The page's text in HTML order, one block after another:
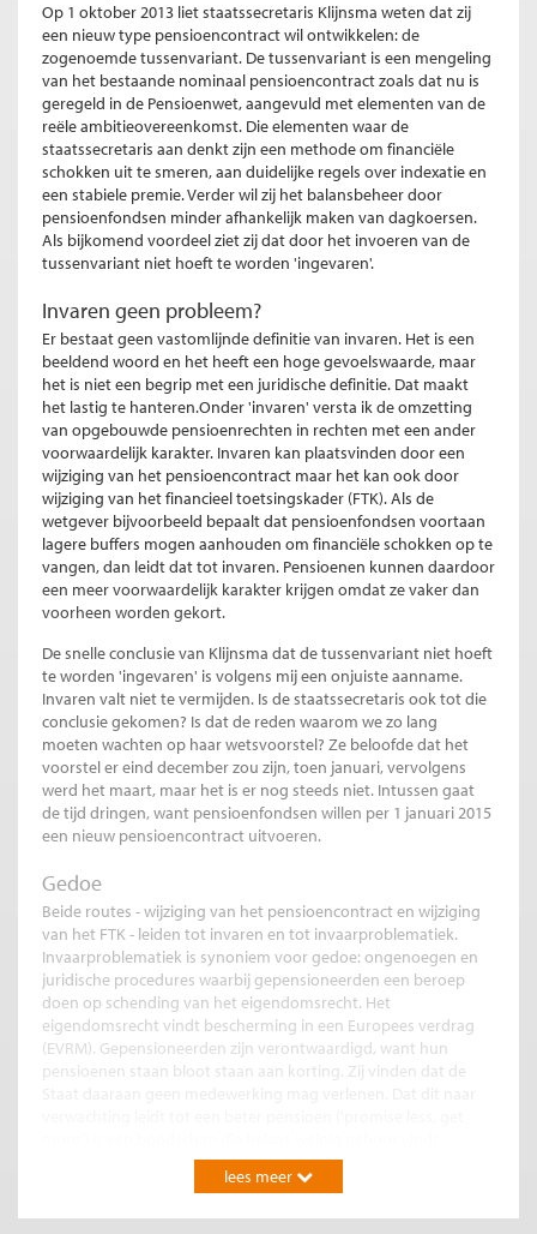
Op 1 oktober 2013 liet staatssecretaris Klijnsma weten dat zij
een nieuw type pensioencontract wil ontwikkelen: de
zogenoemde tussenvariant. De tussenvariant is een mengeling
van het bestaande nominaal pensioencontract zoals dat nu is
geregeld in de Pensioenwet, aangevuld met elementen van de
reële ambitieovereenkomst. Die elementen waar de
staatssecretaris aan denkt zijn een methode om financiële
schokken uit te smeren, aan duidelijke regels over indexatie en
een stabiele premie. Verder wil zij het balansbeheer door
pensioenfondsen minder afhankelijk maken van dagkoersen.
Als bijkomend voordeel ziet zij dat door het invoeren van de
tussenvariant niet hoeft te worden 'ingevaren'.
Invaren geen probleem?
Er bestaat geen vastomlijnde definitie van invaren. Het is een
beeldend woord en het heeft een hoge gevoelswaarde, maar
het is niet een begrip met een juridische definitie. Dat maakt
het lastig te hanteren.Onder 'invaren' versta ik de omzetting
van opgebouwde pensioenrechten in rechten met een ander
voorwaardelijk karakter. Invaren kan plaatsvinden door een
wijziging van het pensioencontract maar het kan ook door
wijziging van het financieel toetsingskader (FTK). Als de
wetgever bijvoorbeeld bepaalt dat pensioenfondsen voortaan
lagere buffers mogen aanhouden om financiële schokken op te
vangen, dan leidt dat tot invaren. Pensioenen kunnen daardoor
een meer voorwaardelijk karakter krijgen omdat ze vaker dan
voorheen worden gekort.
De snelle conclusie van Klijnsma dat de tussenvariant niet hoeft
te worden 'ingevaren' is volgens mij een onjuiste aanname.
Invaren valt niet te vermijden. Is de staatssecretaris ook tot die
conclusie gekomen? Is dat de reden waarom we zo lang
moeten wachten op haar wetsvoorstel? Ze beloofde dat het
voorstel er eind december zou zijn, toen januari, vervolgens
werd het maart, maar het is er nog steeds niet. Intussen gaat
de tijd dringen, want pensioenfondsen willen per 1 januari 2015
een nieuw pensioencontract uitvoeren.
Gedoe
Beide routes - wijziging van het pensioencontract en wijziging
van het FTK - leiden tot invaren en tot invaarproblematiek.
Invaarproblematiek is synoniem voor gedoe: ongenoegen en
juridische procedures waarbij gepensioneerden een beroep
doen op schending van het eigendomsrecht. Het
eigendomsrecht vindt bescherming in een Europees verdrag
(EVRM). Gepensioneerden zijn verontwaardigd, want hun
pensioenen staan bloot staan aan korting. Zij vinden dat de
De kans dat de rechter het beroep van gepensioneerden zal
lees meer